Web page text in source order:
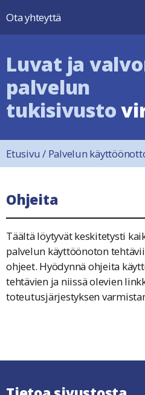
Ota yhteyttä
Luvat ja
palvelun
tukisivusto
Etusivu / Palvelun
Ohjeita
Täältä löytyvät keskitetysti
palvelun käyttöönoton
ohjeet. Hyödynnä ohjeita
tehtävien ja niissä olevien
toteutusjärjestyksen